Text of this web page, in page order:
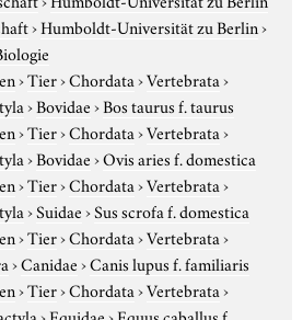
›Humboldt-Universität zu Berlin›
›Tier›Chordata›Vertebrata›
›Bovidae›Bos taurus f. taurus
›Tier›Chordata›Vertebrata›
›Bovidae›Ovis aries f. domestica
›Tier›Chordata›Vertebrata›
›Suidae›Sus scrofa f. domestica
›Tier›Chordata›Vertebrata›
›Canidae›Canis lupus f. familiaris
›Tier›Chordata›Vertebrata›